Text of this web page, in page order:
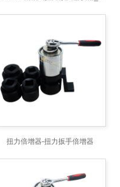
扭力倍增器-扭力扳手倍增器